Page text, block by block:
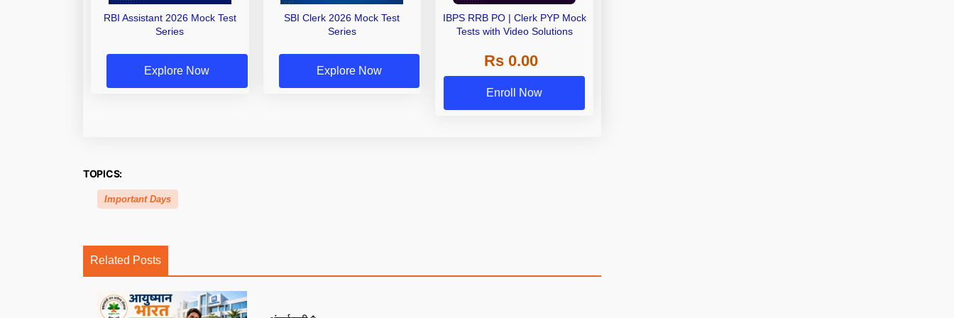
RBI Assistant 2026 Mock Test
Series
Explore Now
SBI Clerk 2026 Mock Test
Series
Explore Now
IBPS RRB PO | Clerk PYP Mock
Tests with Video Solutions
Rs 0.00
Enroll Now
TOPICS:
Important Days
Related Posts